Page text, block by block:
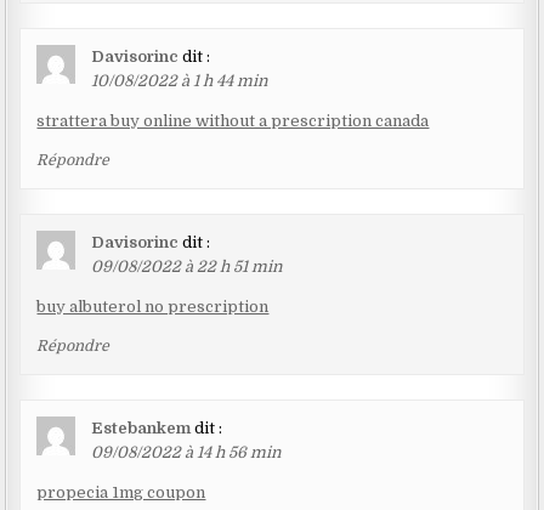
Davisorinc dit :
10/08/2022 à 1 h 44 min
strattera buy online without a prescription canada
Répondre
Davisorinc dit :
09/08/2022 à 22 h 51 min
buy albuterol no prescription
Répondre
Estebankem dit :
09/08/2022 à 14 h 56 min
propecia 1mg coupon